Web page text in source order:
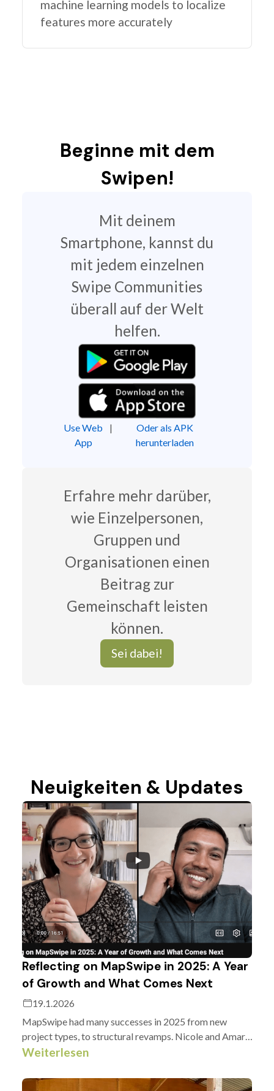
machine learning models to localize
features more accurately
Beginne mit dem
Swipen!
Mit deinem
Smartphone, kannst du
mit jedem einzelnen
Swipe Communities
überall auf der Welt
helfen.
Use Web
App
|
Oder als APK
herunterladen
Erfahre mehr darüber,
wie Einzelpersonen,
Gruppen und
Organisationen einen
Beitrag zur
Gemeinschaft leisten
können.
Sei dabei!
Neuigkeiten & Updates
Reflecting on MapSwipe in 2025: A Year
of Growth and What Comes Next
19.1.2026
MapSwipe had many successes in 2025 from new
project types, to structural revamps. Nicole and Amar,
from the MapSwipe Governance Team, get together to
Weiterlesen